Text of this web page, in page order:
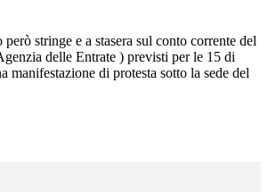
stringe e a stasera sul conto corrente del
delle Entrate ) previsti per le 15 di
di protesta sotto la sede del